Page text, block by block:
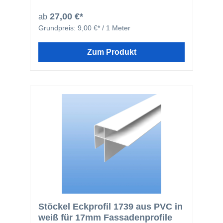
Schenkel, so dass die Profile durch die
längeren Schenkel problemlos angeschraubt
werden können.
ab 27,00 €*
Grundpreis: 9,00 €* / 1 Meter
Zum Produkt
Stöckel Eckprofil 1739 aus PVC in
weiß für 17mm Fassadenprofile